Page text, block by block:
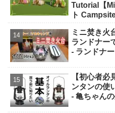
Tutorial【
ト
ミニ焚き
ランドナー
- ランドナ
【初心者必
ンタンの使
- 亀ちゃん